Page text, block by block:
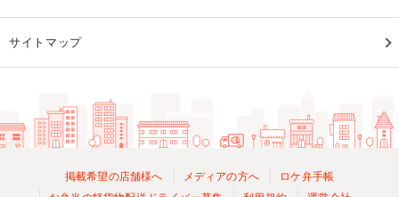
サイトマップ
掲載希望の店舗様へ メディアの方へ
ロケ弁手帳